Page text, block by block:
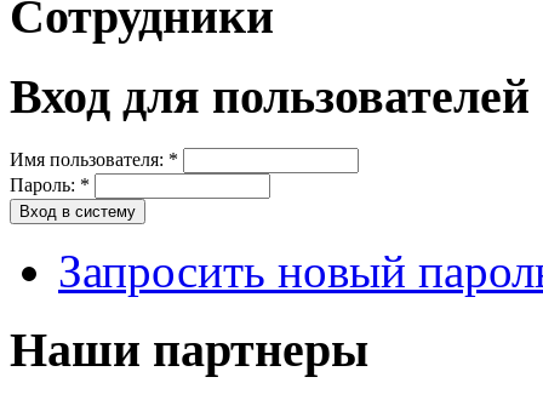
Сотрудники
Вход для пользователей
Имя пользователя: *
Пароль: *
Запросить новый
Наши партнеры